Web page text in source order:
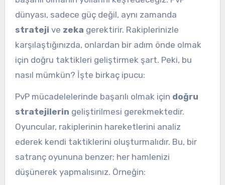
dünyası, sadece güç değil, aynı zamanda
strateji ve zeka gerektirir. Rakiplerinizle
karşılaştığınızda, onlardan bir adım önde olmak
için doğru taktikleri geliştirmek şart. Peki, bu
nasıl mümkün? İşte birkaç ipucu:
PvP mücadelelerinde başarılı olmak için doğru
stratejilerin geliştirilmesi gerekmektedir.
Oyuncular, rakiplerinin hareketlerini analiz
ederek kendi taktiklerini oluşturmalıdır. Bu, bir
satranç oyununa benzer; her hamlenizi
düşünerek yapmalısınız. Örneğin: